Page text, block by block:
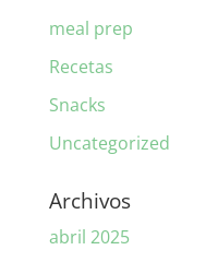
meal prep
Recetas
Snacks
Uncategorized
Archivos
abril 2025